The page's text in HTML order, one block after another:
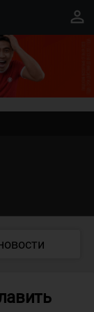
perm_identity